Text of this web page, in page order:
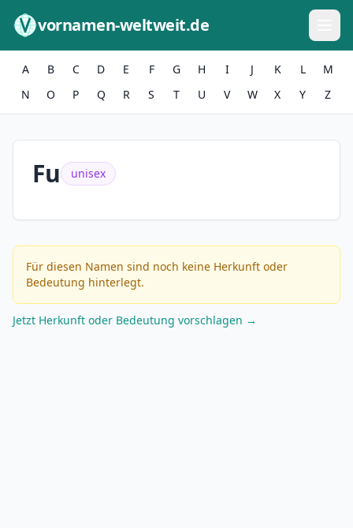
vornamen-weltweit.de
A B C D E F G H I J K L
M
N
O P Q R S T U V W X Y Z
Fu unisex
Für diesen Namen sind noch keine Herkunft oder
Bedeutung hinterlegt.
Jetzt Herkunft oder Bedeutung vorschlagen →